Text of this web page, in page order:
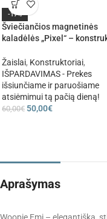
-17%
Šviečiančios magnetinės
kaladėlės „Pixel“ –
Žaislai, Konstruktoriai,
IŠPARDAVIMAS - Prekes
išsiunčiame ir paruošiame
atsiėmimui tą pačią dieną!
60,00€ 50,00€
Aprašymas